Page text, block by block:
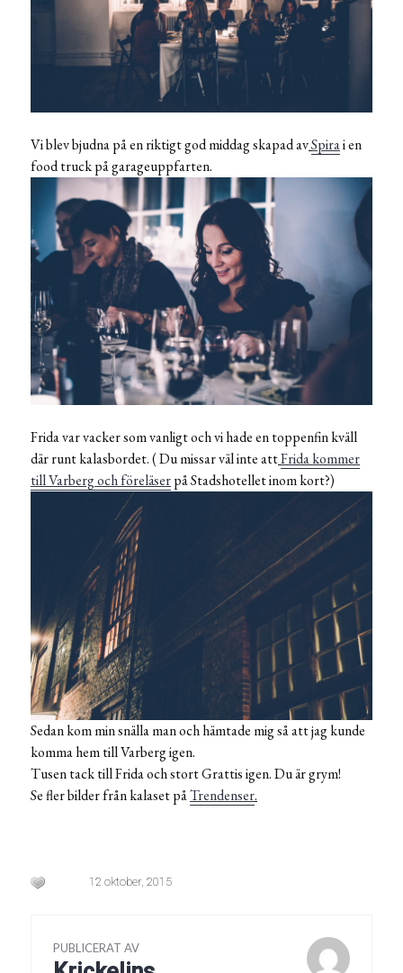
Vi blev bjudna på en riktigt god middag skapad avSpirai en
food truck på garageuppfarten.
Frida var vacker som vanligt och vi hade en toppenfin kväll
där runt kalasbordet. ( Du missar väl inte attFrida kommer
till Varberg och föreläserpå Stadshotellet inom kort?)
Sedan kom min snälla man och hämtade mig så att jag kunde
komma hem till Varberg igen.
Tusen tack till Frida och stort Grattis igen. Du är grym!
Se fler bilder från kalaset påTrendenser.
12 oktober, 2015
PUBLICERAT AV